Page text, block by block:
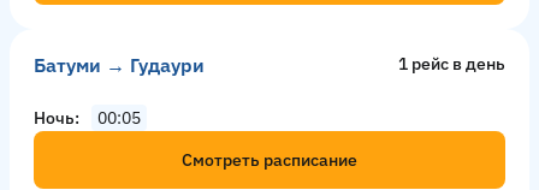
Батуми → Гудаури 1 рейс в день
Ночь
00:05
Смотреть расписание